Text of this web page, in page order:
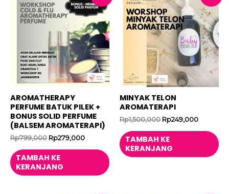
AROMATHERAPY
PERFUME BATUK PILEK +
BONUS SOLID PERFUME
(BALSEM AROMATERAPI)
Rp799,000 Harga
adalah:
Rp799,000.
Rp279,000Harga
Rp279,000.
TAMBAH KE
KERANJANG
MINYAK TELON
AROMATERAPI
Rp1,500,000 Harga
adalah:
Rp1,500,000.
Rp249,000Harga
adalah:
TAMBAH KE
KERANJANG